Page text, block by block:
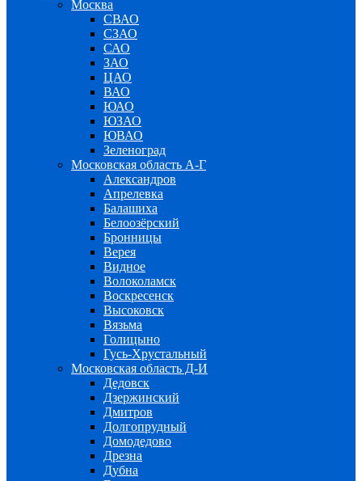
Москва
СВАО
СЗАО
САО
ЗАО
ЦАО
ВАО
ЮАО
ЮЗАО
ЮВАО
Зеленоград
Московская область А-Г
Александров
Апрелевка
Балашиха
Белоозёрский
Бронницы
Верея
Видное
Волоколамск
Воскресенск
Высоковск
Вязьма
Голицыно
Гусь-Хрустальный
Московская область Д-И
Дедовск
Дзержинский
Дмитров
Долгопрудный
Домодедово
Дрезна
Дубна